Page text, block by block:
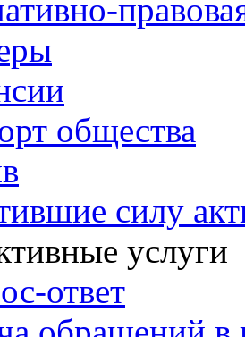
общества
силу
услуги
ответ